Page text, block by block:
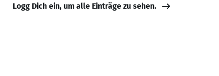
Logg Dich ein, um alle Einträge zu sehen.